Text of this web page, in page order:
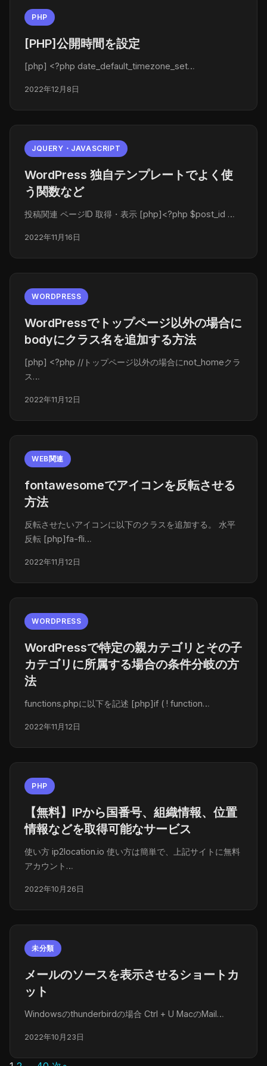
PHP
[PHP]公開時間を設定
[php] <?php date_default_timezone_set…
2022年12月8日
JQUERY・JAVASCRIPT
WordPress 独自テンプレートでよく使
う関数など
投稿関連 ページID 取得・表示 [php]<?php $post_id …
2022年11月16日
WORDPRESS
WordPressでトップページ以外の場合に
bodyにクラス名を追加する方法
[php] <?php //トップページ以外の場合にnot_homeクラ
ス…
2022年11月12日
WEB関連
fontawesomeでアイコンを反転させる
方法
反転させたいアイコンに以下のクラスを追加する。 水平
反転 [php]fa-fli…
2022年11月12日
WORDPRESS
WordPressで特定の親カテゴリとその子
カテゴリに所属する場合の条件分岐の方
法
functions.phpに以下を記述 [php]if ( ! function…
2022年11月12日
PHP
【無料】IPから国番号、組織情報、位置
情報などを取得可能なサービス
使い方 ip2location.io 使い方は簡単で、上記サイトに無料
アカウント…
2022年10月26日
未分類
メールのソースを表示させるショートカ
ット
Windowsのthunderbirdの場合 Ctrl + U MacのMail…
2022年10月23日